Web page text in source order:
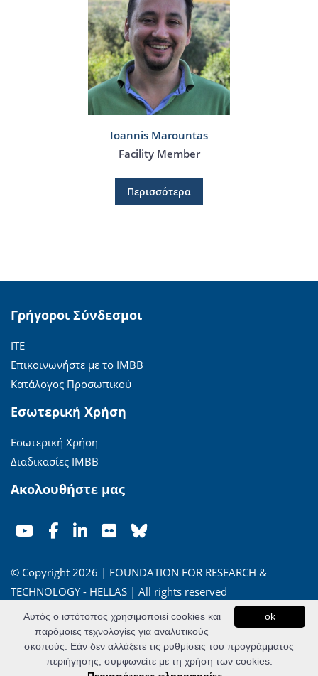
Ioannis Marountas
Facility Member
Περισσότερα
Γρήγοροι Σύνδεσμοι
ΙΤΕ
Επικοινωνήστε με το ΙΜΒΒ
Κατάλογος Προσωπικού
Εσωτερική Χρήση
Εσωτερική Χρήση
Διαδικασίες ΙΜΒΒ
Ακολουθήστε μας
© Copyright 2026 | FOUNDATION FOR RESEARCH &
TECHNOLOGY - HELLAS | All rights reserved
'Οροι Χρήσης|Πολιτική Απορρήτου
Powered byApogee Information Systems
ok
Αυτός ο ιστότοπος χρησιμοποιεί cookies και
παρόμοιες τεχνολογίες για αναλυτικούς
σκοπούς. Εάν δεν αλλάξετε τις ρυθμίσεις του προγράμματος
περιήγησης, συμφωνείτε με τη χρήση των cookies.